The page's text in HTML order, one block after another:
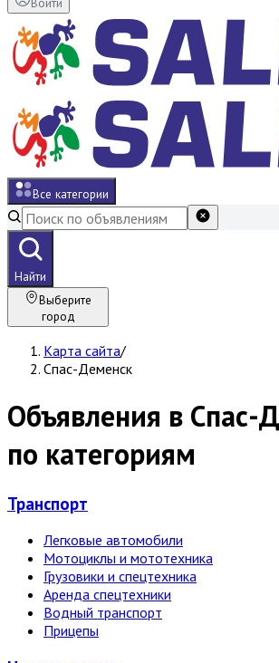
Все категории
Найти
Выберите
город
Карта сайта/
Спас-Деменск
Объявления в Спас-
по категориям
Транспорт
Легковые автомобили
Мотоциклы и мототехника
Грузовики и спецтехника
Аренда спецтехники
Водный транспорт
Прицепы